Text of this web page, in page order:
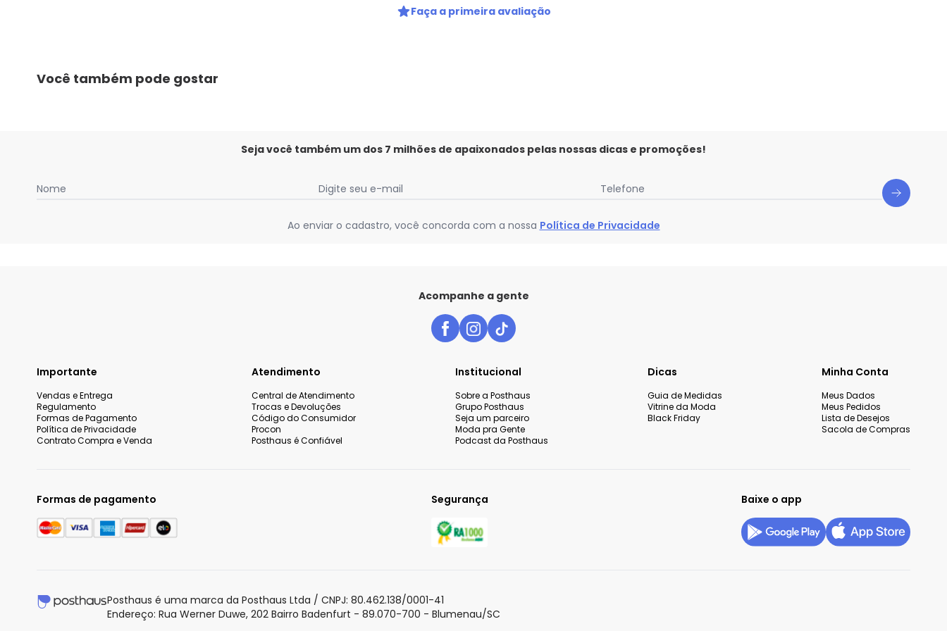
Faça a primeira avaliação
Você também pode gostar
Seja você também um dos 7 milhões de apaixonados pelas nossas dicas e promoções!
Nome Digite seu e-mail Telefone
Ao enviar o cadastro, você concorda com a nossa Política de Privacidade
Acompanhe a gente
Importante
Vendas e Entrega
Regulamento
Formas de Pagamento
Política de Privacidade
Contrato Compra e Venda
Atendimento
Central de Atendimento
Trocas e Devoluções
Código do Consumidor
Procon
Posthaus é Confiável
Institucional
Sobre a Posthaus
Grupo Posthaus
Seja um parceiro
Moda pra Gente
Podcast da Posthaus
Dicas
Guia de Medidas
Vitrine da Moda
Black Friday
Minha Conta
Meus Dados
Meus Pedidos
Lista de Desejos
Sacola de Compras
Formas de pagamento Segurança Baixe o app
Posthaus é uma marca da Posthaus Ltda / CNPJ: 80.462.138/0001-41
Endereço: Rua Werner Duwe, 202 Bairro Badenfurt - 89.070-700 - Blumenau/SC
saber mais.